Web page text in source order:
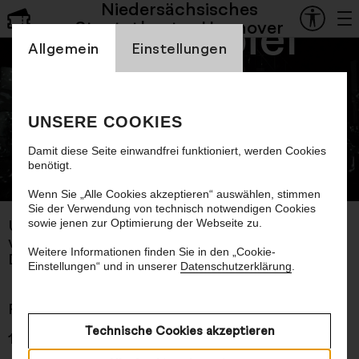
Einstellung Cookienbanner
Allgemein
Einstellungen
UNSERE COOKIES
Damit diese Seite einwandfrei funktioniert, werden Cookies
benötigt.
Wenn Sie „Alle Cookies akzeptieren“ auswählen, stimmen
Sie der Verwendung von technisch notwendigen Cookies
sowie jenen zur Optimierung der Webseite zu.
Weitere Informationen finden Sie in den „Cookie-
Einstellungen“ und in unserer Datenschutzerklärung
Technische Cookies akzeptieren
Niedersächsisches
Staatstheater Hannover
Schauspiel
Burn, Baby,
Burn!
Uraufführung
von Yael Ronen
Deutsch von Irina Szodruch
Premiere 17.04.2026
1 Std., 30 Min., keine Pause